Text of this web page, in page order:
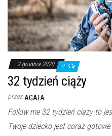
2 grudnia 2020 0
32 tydzień ciąży
przez AGATA
Follow me 32 tydzień ciąży to
Twoje dziecko jest coraz